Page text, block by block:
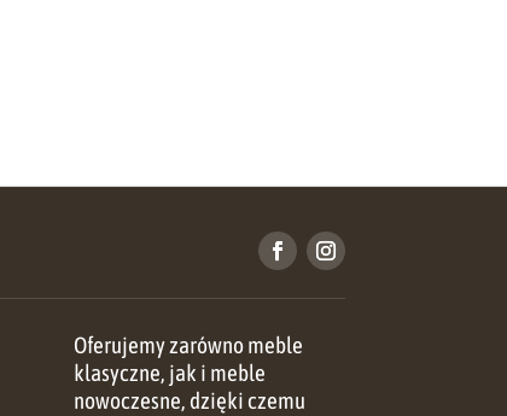
Oferujemy zarówno meble
klasyczne, jak i meble
nowoczesne, dzięki czemu